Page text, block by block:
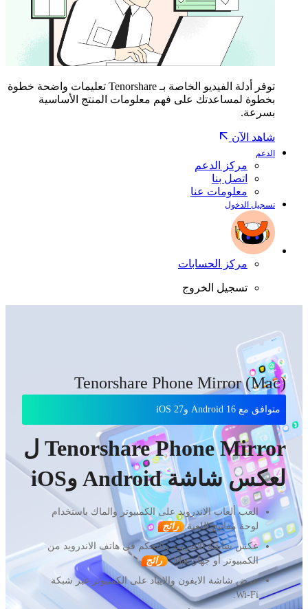
توفر أدلة الفيديو الخاصة بـ Tenorshare تعليمات واضحة خطوة
بخطوة لمساعدتك على فهم معلومات المنتج الأساسية
بسرعة.
شاهد الآن
الدعم
مركز الدعم
اتصل بنا
معلومات عنا
تسجيل الدخول
مركز الحسابات
تسجيل الخروج
Tenorshare Phone Mirror(Mac)
متوافق مع Android 16 وiOS 27
Tenorshare Phone Mirror ل
لعكس شاشة Android وiOS
العب ألعاب الاندرويد على الكمبيوتر والماك باستخدام
لوحة مفاتيح اللعبة. رائج
عكس شاشة الاندرويد والتحكم في هاتف الاندرويد من
الكمبيوتر أو جهاز Mac.
رائج
عرض شاشة الايفون والايباد على الكمبيوتر عبر شبكة
Wi-Fi.